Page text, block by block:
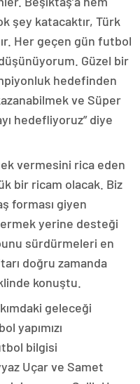
şey katacaktır, Türk
Her geçen gün futbol
Güzel bir
hedefinden
ve Süper
hedefliyoruz” diye
vermesini rica eden
bir ricam olacak. Biz
forması giyen
yerine desteği
sürdürmeleri en
doğru zamanda
konuştu.
geleceği
yapımızı
bilgisi
Uçar ve Samet